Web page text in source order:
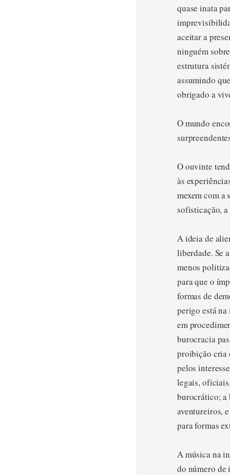
quase inata
aceitar a
ninguém
estrutura
assumindo
obrigado a
O mundo
O ouvinte
às
mexem com a
sofisticação,
A ideia de
liberdade. Se
menos
para que o
formas de
perigo está
em
burocracia
proibição cria
pelos
legais,
burocrático; a
aventureiros,
para formas
A música na
do número de